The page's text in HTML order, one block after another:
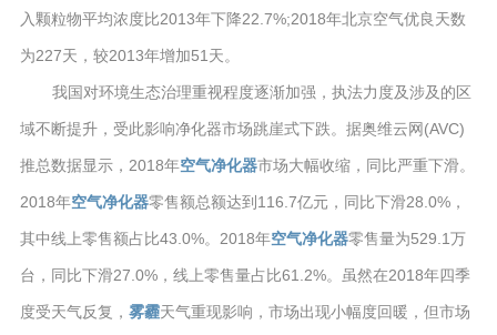
入颗粒物平均浓度比2013年下降22.7%;2018年北京空气优良天数
为227天，较2013年增加51天。
我国对环境生态治理重视程度逐渐加强，执法力度及涉及的区
域不断提升，受此影响净化器市场跳崖式下跌。据奥维云网(AVC)
推总数据显示，2018年空气净化器市场大幅收缩，同比严重下滑。
2018年空气净化器零售额总额达到116.7亿元，同比下滑28.0%，
其中线上零售额占比43.0%。2018年空气净化器零售量为529.1万
台，同比下滑27.0%，线上零售量占比61.2%。虽然在2018年四季
度受天气反复， 雾霾天气重现影响，市场出现小幅度回暖，但市场